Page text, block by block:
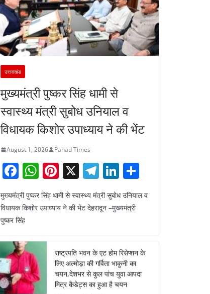
उत्तराखंड
मुख्यमंत्री पुष्कर सिंह धामी से
स्वास्थ्य मंत्री सुबोध उनियाल व
विधायक किशोर उपाध्याय ने की भेंट
August 1, 2026 Pahad Times
F
a
c
e
o
o
k
W
h
at
p
Pi
nt
er
X T
el
e
gr
m
Li
n
k
n
ar
मुख्यमंत्री पुष्कर सिंह धामी से स्वास्थ्य मंत्री सुबोध उनियाल व
विधायक किशोर उपाध्याय ने की भेंट देहरादून –मुख्यमंत्री
पुष्कर सिंह
राष्ट्रपति भवन के एट होम रिसेप्शन के
लिए अल्मोड़ा की गर्विता भाकुनी का
चयन,देशभर से कुल पांच युवा आपदा
मित्र कैडेट्स का हुआ है चयन